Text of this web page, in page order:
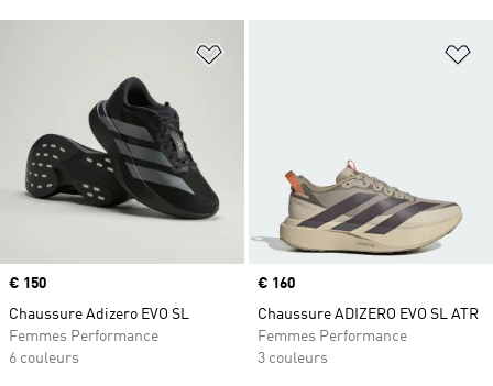
Ajouter à la Liste de produits
Prix
€ 150
Chaussure Adizero EVO SL
Femmes Performance
6 couleurs
Prix
€ 160
Chaussure ADIZERO EVO SL ATR
Femmes Performance
3 couleurs